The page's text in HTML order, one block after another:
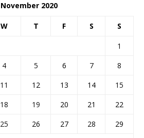
November 2020
W T F S S
1
4 5 6 7
8
11 12 13 14
15
18 19 20 21
22
25 26 27 28
29